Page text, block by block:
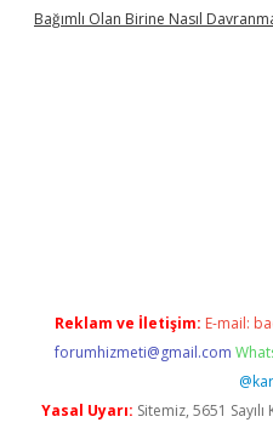
Bağımlı Olan Birine Nasıl
Reklam ve İletişim: E-mail:
forumhizmeti@gmail.com
Yasal Uyarı: Sitemiz, 5651